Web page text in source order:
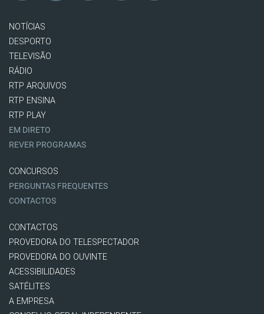
NOTÍCIAS
DESPORTO
TELEVISÃO
RÁDIO
RTP ARQUIVOS
RTP ENSINA
RTP PLAY
EM DIRETO
REVER PROGRAMAS
CONCURSOS
PERGUNTAS FREQUENTES
CONTACTOS
CONTACTOS
PROVEDORA DO TELESPECTADOR
PROVEDORA DO OUVINTE
ACESSIBILIDADES
SATÉLITES
A EMPRESA